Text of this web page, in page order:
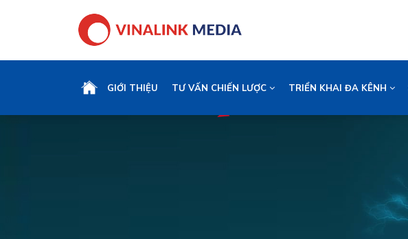
GIỚI THIỆU TƯ VẤN CHIẾN LƯỢC TRIỂN KHAI ĐA KÊNH